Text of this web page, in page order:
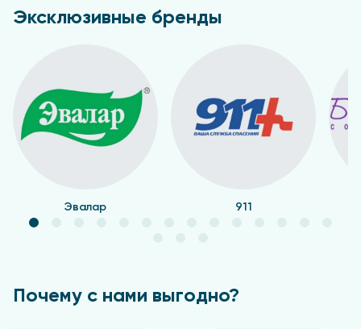
Эксклюзивные бренды
Эвалар 911
Почему с нами выгодно?